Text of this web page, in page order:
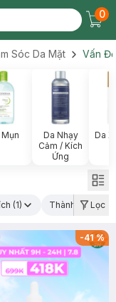
0
Sóc Da Mặt Vấn
Da Nhạy
Cảm / Kích
Ứng
Da
(1) Thành phần nổi
Lọc
-41%